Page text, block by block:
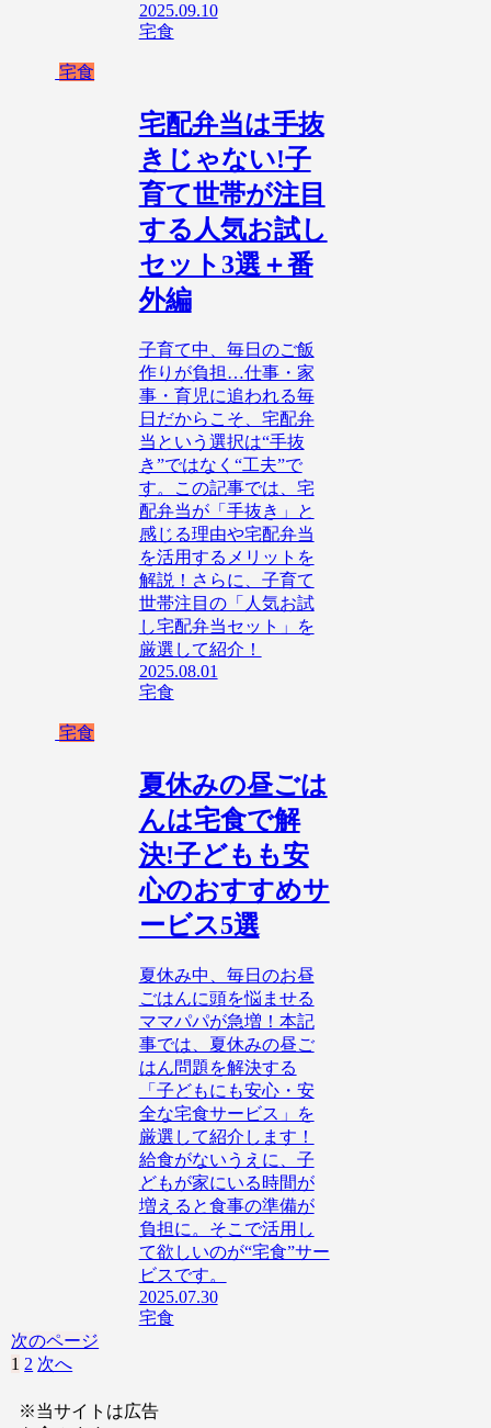
2025.09.10
宅食
宅食
宅配弁当は手抜
きじゃない!子
育て世帯が注目
する人気お試し
セット3選＋番
外編
子育て中、毎日のご飯
作りが負担…仕事・家
事・育児に追われる毎
日だからこそ、宅配弁
当という選択は“手抜
き”ではなく“工夫”で
す。この記事では、宅
配弁当が「手抜き」と
感じる理由や宅配弁当
を活用するメリットを
解説！さらに、子育て
世帯注目の「人気お試
し宅配弁当セット」を
厳選して紹介！
2025.08.01
宅食
宅食
夏休みの昼ごは
んは宅食で解
決!子どもも安
心のおすすめサ
ービス5選
夏休み中、毎日のお昼
ごはんに頭を悩ませる
ママパパが急増！本記
事では、夏休みの昼ご
はん問題を解決する
「子どもにも安心・安
全な宅食サービス」を
厳選して紹介します！
給食がないうえに、子
どもが家にいる時間が
増えると食事の準備が
負担に。そこで活用し
て欲しいのが“宅食”サー
ビスです。
2025.07.30
宅食
次のページ
1 2 次へ
※当サイトは広告